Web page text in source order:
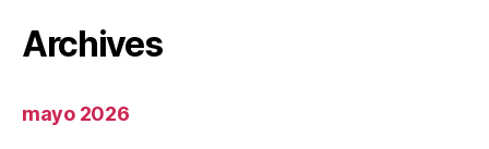
Archives
mayo 2026